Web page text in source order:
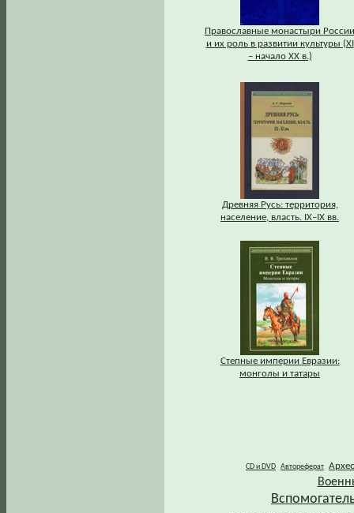
Православные монастыри России
и их роль в развитии культуры (XI
– начало XX в.)
Древняя Русь: территория,
население, власть. IХ–IХ вв.
Степные империи Евразии:
монголы и татары
CD и DVD Автореферат